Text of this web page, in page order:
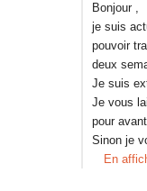
Bonjour ,
je suis
pouvoir
deux
Je suis
Je vous
pour
Sinon je
En